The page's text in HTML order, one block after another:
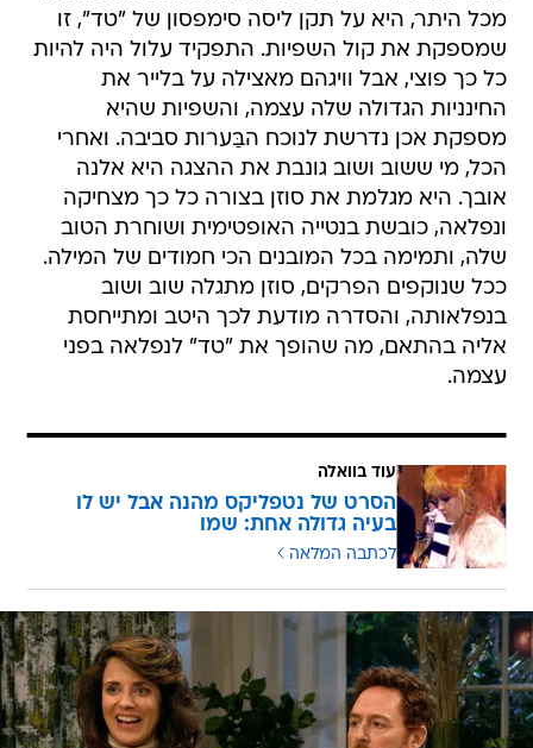
מכל היתר, היא על תקן ליסה סימפסון של "טד", זו
שמספקת את קול השפיות. התפקיד עלול היה להיות
כל כך פוצי, אבל וויגהם מאצילה על בלייר את
החינניות הגדולה שלה עצמה, והשפיות שהיא
מספקת אכן נדרשת לנוכח הבַּערות סביבה. ואחרי
הכל, מי ששוב ושוב גונבת את ההצגה היא אלנה
אובך. היא מגלמת את סוזן בצורה כל כך מצחיקה
ונפלאה, כובשת בנטייה האופטימית ושוחרת הטוב
שלה, ותמימה בכל המובנים הכי חמודים של המילה.
ככל שנוקפים הפרקים, סוזן מתגלה שוב ושוב
בנפלאותה, והסדרה מודעת לכך היטב ומתייחסת
אליה בהתאם, מה שהופך את "טד" לנפלאה בפני
עצמה.
עוד בוואלה
הסרט של נטפליקס מהנה אבל יש לו
בעיה גדולה אחת: שמו
לכתבה המלאה